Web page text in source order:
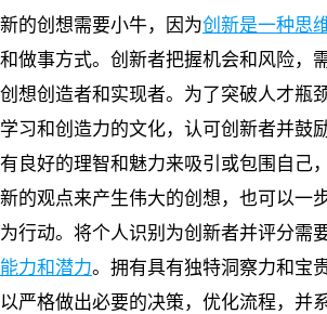
新的创想需要小牛，因为创新是一种思
和做事方式。创新者把握机会和风险，
创想创造者和实现者。为了突破人才瓶
学习和创造力的文化，认可创新者并鼓
有良好的理智和魅力来吸引或包围自己
新的观点来产生伟大的创想，也可以一
为行动。将个人识别为创新者并评分需
能力和潜力。拥有具有独特洞察力和宝
以严格做出必要的决策，优化流程，并